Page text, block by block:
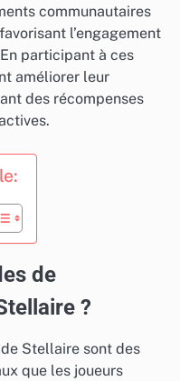
communautaires
l’engagement
participant à ces
améliorer leur
des récompenses
de
?
Stellaire sont des
que les joueurs